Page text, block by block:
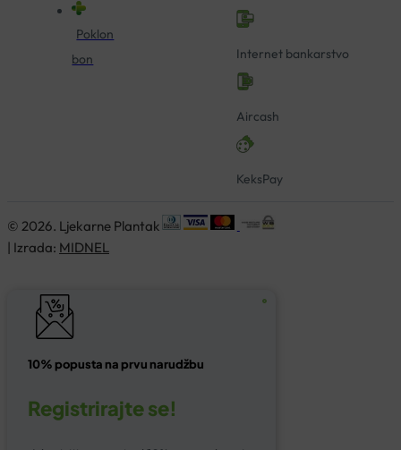
Poklon
bon
Internet bankarstvo
Aircash
KeksPay
© 2026. Ljekarne Plantak
| Izrada: MIDNEL
10% popusta na prvu narudžbu
Registrirajte se!